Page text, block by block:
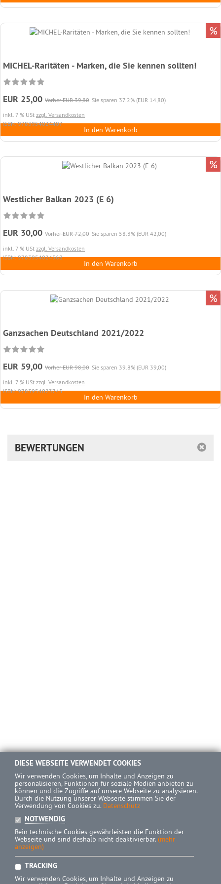
MICHEL-Raritäten - Marken, die Sie kennen sollten!
EUR 25,00 Vorher EUR 39,80 Sie sparen 37.2% (EUR 14,80)
inkl. 7 % USt zzgl. Versandkosten
ISBN: 9783954024407
In den Warenkorb
%
Westlicher Balkan 2023 (E 6)
EUR 30,00 Vorher EUR 72,00 Sie sparen 58.3% (EUR 42,00)
inkl. 7 % USt zzgl. Versandkosten
ISBN: 9783954024568
In den Warenkorb
%
Ganzsachen Deutschland 2021/2022
EUR 59,00 Vorher EUR 98,00 Sie sparen 39.8% (EUR 39,00)
inkl. 7 % USt zzgl. Versandkosten
ISBN: 9783954023745
In den Warenkorb
%
BEWERTUNGEN
DIESE WEBSEITE VERWENDET COOKIES
Wir verwenden Cookies, um Inhalte und Anzeigen zu
personalisieren, Funktionen für soziale Medien anbieten zu
können und die Zugriffe auf unsere Webseite zu analysieren.
Durch die Nutzung unserer Webseite stimmen Sie der
Verwendung von Cookies zu. Datenschutz
NOTWENDIG
Rein technische Cookies gewährleisten die Funktion der
Webseite und sind deshalb nicht deaktivierbar. (mehr
anzeigen)
TRACKING
Wir verwenden Cookies, um Inhalte und Anzeigen zu